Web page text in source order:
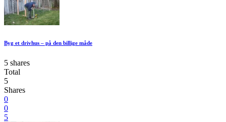
Byg et drivhus – på den billige måde
5 shares
Total
5
Shares
0
0
5